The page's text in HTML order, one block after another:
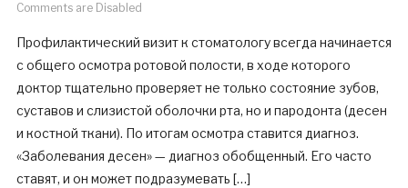
Comments are Disabled
Профилактический визит к стоматологу всегда начинается
с общего осмотра ротовой полости, в ходе которого
доктор тщательно проверяет не только состояние зубов,
суставов и слизистой оболочки рта, но и пародонта (десен
и костной ткани). По итогам осмотра ставится диагноз.
«Заболевания десен» — диагноз обобщенный. Его часто
ставят, и он может подразумевать […]